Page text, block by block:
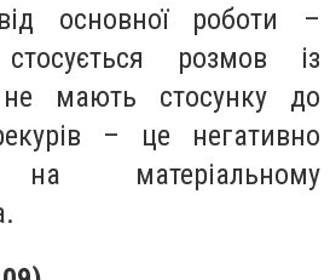
від основної роботи –
розмов із
мають стосунку до
– це негативно
на матеріальному